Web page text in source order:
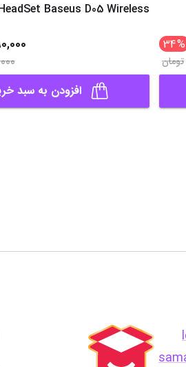
%
34
تومان
Baseus D05 Wireless
افزودن به سبد